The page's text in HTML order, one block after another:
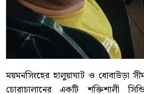
ময়মনসিংহের হালুয়াঘাট ও ধোবাউড়া
চোরাচালানের একটি শক্তিশালী